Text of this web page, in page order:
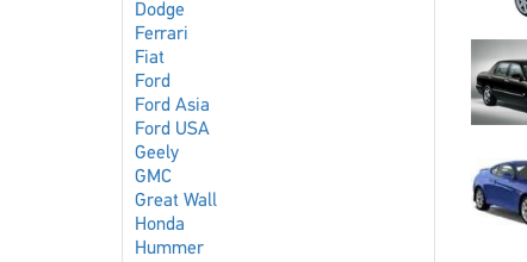
Dodge
Ferrari
Fiat
Ford
Ford Asia
Ford USA
Geely
GMC
Great Wall
Honda
Hummer